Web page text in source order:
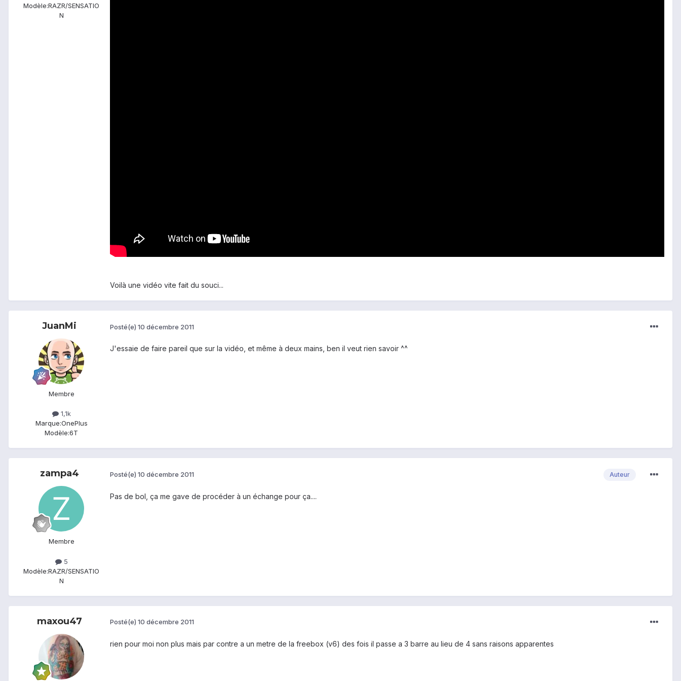
Modèle:RAZR/SENSATIO
N
Voilà une vidéo vite fait du souci...
JuanMi
Membre
1,1k
Marque:OnePlus
Modèle:6T
Posté(e) 10 décembre 2011
J'essaie de faire pareil que sur la vidéo, et même à deux mains, ben il veut rien savoir ^^
zampa4
Membre
5
Modèle:RAZR/SENSATIO
N
Auteur
Posté(e) 10 décembre 2011
Pas de bol, ça me gave de procéder à un échange pour ça....
maxou47 Posté(e) 10 décembre 2011
rien pour moi non plus mais par contre a un metre de la freebox (v6) des fois il passe a 3 barre au lieu de 4 sans raisons apparentes